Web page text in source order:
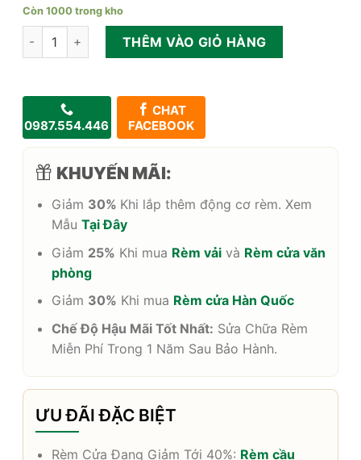
Còn 1000 trong kho
Màn cuốn lưới phòng ngủ đẹp hiện đại số lượng
THÊM VÀO GIỎ HÀNG
0987.554.446
CHAT
FACEBOOK
KHUYẾN MÃI:
Giảm 30% Khi lắp thêm động cơ rèm. Xem
MẫuTại Đây
Giảm 25% Khi mua Rèm vải và Rèm cửa văn
phòng
Giảm 30% Khi mua Rèm cửa Hàn Quốc
Chế Độ Hậu Mãi Tốt Nhất: Sửa Chữa Rèm
Miễn Phí Trong 1 Năm Sau Bảo Hành.
ƯU ĐÃI ĐẶC BIỆT
Rèm Cửa Đang Giảm Tới 40%: Rèm cầu